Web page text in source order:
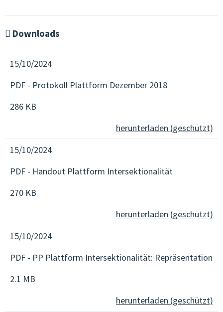
Downloads
15/10/2024
PDF - Protokoll Plattform Dezember 2018
286 KB
herunterladen (geschützt)
15/10/2024
PDF - Handout Plattform Intersektionalität
270 KB
herunterladen (geschützt)
15/10/2024
PDF - PP Plattform Intersektionalität: Repräsentation
2.1 MB
herunterladen (geschützt)